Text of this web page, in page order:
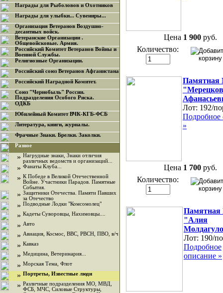
Награды для Рыболовов и Охотников
Награды для улыбки... Сувениры...
Организация Ветеранов Воздушно-
десантных войск.
Ветеранские Организации .
Общевойсковые. Армия.
Российский Комитет Ветеранов Войны и
Военной Службы.
Религиозные Организации.
Российский союз Ветеранов Афганистана
Российский Наградной Комитет.
Союз "Чернобыль" России.
Подразделения Особого Риска.
ОДКБ
Юбилейный Комитет ВЧК-КГБ-ФСБ
Литература, книги, журналы.
Фрачные Знаки. Брелки. Заколки.
Разное
» Нагрудные знаки, Знаки отличия
различных ведомств и организаций...
» Фанаты Клуба...
» К Победе в Великой Отечественной
Войне. Участники Парадов. Памятные
События.
» Защитники Отечества. Памяти Павших
за Отечество
» Подводные Лодки "Комсомолец"
» Кадеты Суворовцы, Нахимовцы....
» Авто
» Авиация, Космос, ВВС, РВСН, ПВО, в/ч
» Кавказ
» Медицина, Ветеринария...
» Морская Тема, Флот
» Портреты, Известные люди
» Различные подразделения МО, МВД,
ФСБ, МЧС, Силовые Структуры,
Цена 1 900 руб.
Количество:
Памятная
Лот: 192/
Подробное
»
Цена 1 700 руб.
Количество:
Памятная
"Алия
Лот: 190/
Подробное
описание »